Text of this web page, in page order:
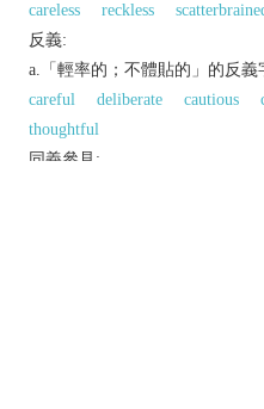
careless
reckless
反義:
a.「輕率的；不體貼的」的反義
careful
deliberate cautious
thoughtful
同義參見: